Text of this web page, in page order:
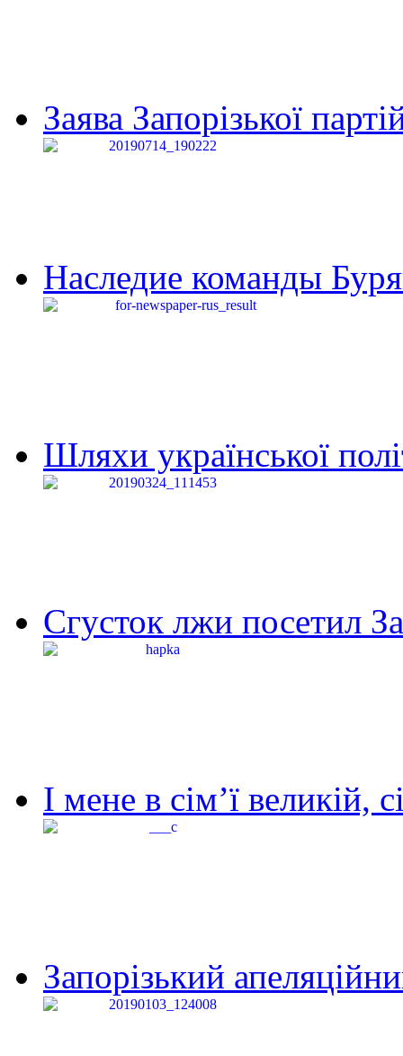
Заява Запорізької
Наследие команды
Шляхи української
Сгусток лжи посетил
І мене в сім’ї великій,
Запорізький